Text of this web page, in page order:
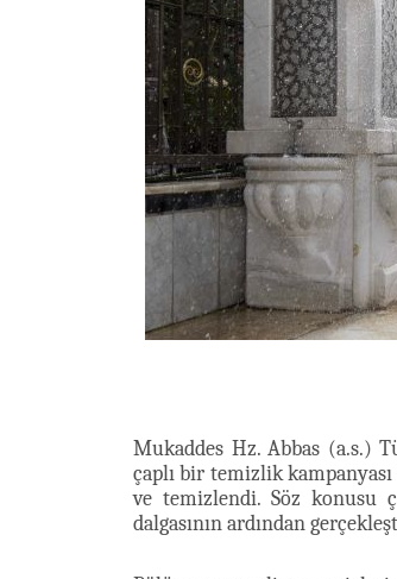
Mukaddes Hz. Abbas (a.s.)
çaplı bir temizlik
ve temizlendi. Söz konusu
dalgasının ardından